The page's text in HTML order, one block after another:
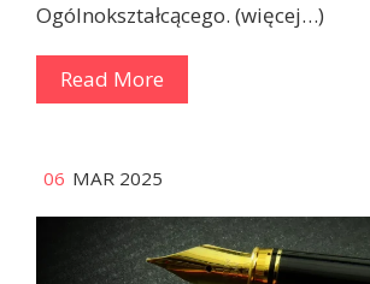
Ogólnokształcącego. (więcej…)
Read More
06 MAR 2025